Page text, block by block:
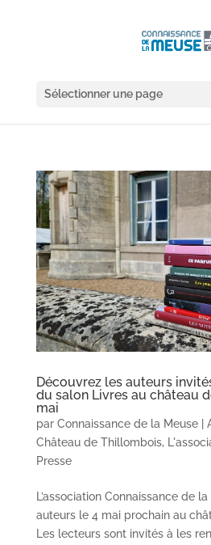
Sélectionner une page
Découvrez les auteurs
du salon Livres au château
mai
par Connaissance de la Meuse|
Château de Thillombois,
Presse
L’association Connaissance de
auteurs le 4 mai prochain au
Les lecteurs sont invités à les